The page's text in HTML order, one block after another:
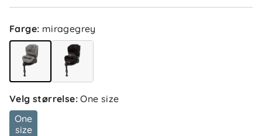
Farge: miragegrey
Velg størrelse:One size
One
size